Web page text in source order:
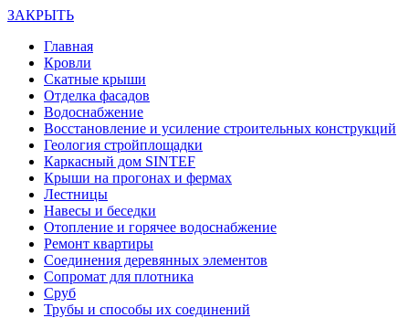
ЗАКРЫТЬ
Главная
Кровли
Скатные крыши
Отделка фасадов
Водоснабжение
Восстановление и усиление строительных конструкций
Геология стройплощадки
Каркасный дом SINTEF
Крыши на прогонах и фермах
Лестницы
Навесы и беседки
Отопление и горячее водоснабжение
Ремонт квартиры
Соединения деревянных элементов
Сопромат для плотника
Сруб
Трубы и способы их соединений